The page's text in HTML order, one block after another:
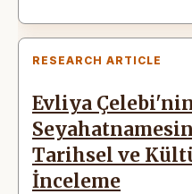
RESEARCH ARTICLE
Evliya
Tarihsel ve
İnceleme